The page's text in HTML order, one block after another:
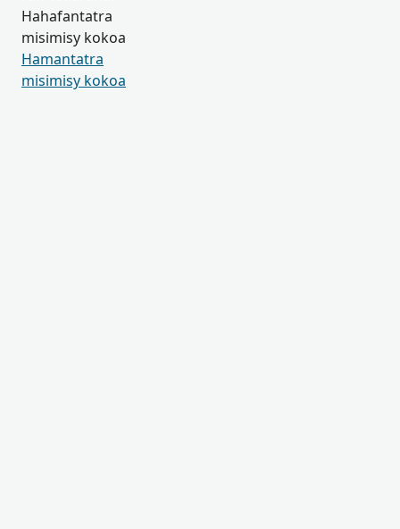
Hahafantatra
misimisy kokoa
Hamantatra
misimisy kokoa